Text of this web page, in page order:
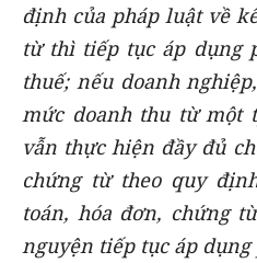
định của pháp luật về
từ thì tiếp tục áp dụng
thuế; nếu doanh
mức doanh thu từ một
vẫn thực hiện đầy đủ
chứng từ theo quy
toán, hóa đơn, chứng
nguyện tiếp tục áp